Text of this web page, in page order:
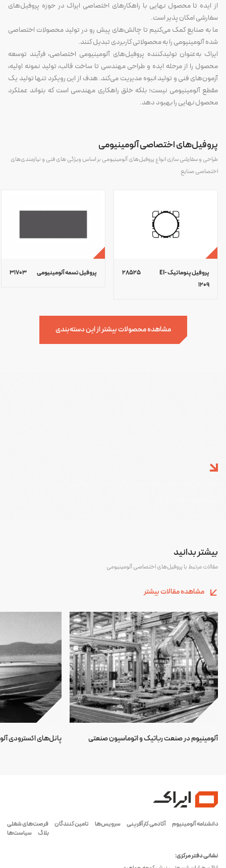
از ایده تا محصول نهایی با راهکارهای اختصاصی ایراک در حوزه پروفیل‌های
سفارشی امکان پذیر است.
ما به صنایع کمک می‌کنیم تا چالش‌های پیش رو در تولید محصولات اختصاصی
شده آلومینیومی را به محصولاتی کاربردی تبدیل کنند.
ایراک به‌عنوان تولیدکننده پروفیل‌های آلومینیومی اختصاصی، فرآیند توسعه
محصول را از مرحله ایده و طراحی مهندسی تا ساخت قالب، تولید نمونه اولیه،
آزمون‌های فنی و تولید انبوه مدیریت می‌کند. هدف از این رویکرد تنها تولید یک
مقطع آلومینیومی نیست؛ بلکه خلق راهکاری مهندسی است که بتواند عملکرد
محصول نهایی را بهبود دهد.
پروفیل‌های اختصاصی آلومینیومی
طراحی و سفارشی سازی انواع پروفیل‌های آلومینیومی بر اساس ویژگی های فنی و نیازمندی‌های
اختصاصی صنایع
پروفیل پنوماتیک EI-
1209
28525 پروفیل تسمه آلومینیومی 31703
مشاهده محصولات بیشتر از این دسته‌بندی
بیشتر بدانید
مقالات مرتبط با پروفیل‌های اختصاصی آلومینیومی
مشاهده مقالات بیشتر
آلومینیوم در صنعت رباتیک و اتوماسیون صنعتی پانل‌های اکسترودی
دانشنامه آلومینیوم آکادمی کارآفرینی سرویس‌ها تامین کنندگان
فرصت‌های شغلی
بلاگ
سیاست‌ها
نشانی دفتر مرکزی: